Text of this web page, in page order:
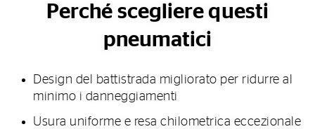
Perché scegliere questi
pneumatici
Design del battistrada migliorato per ridurre al
minimo i danneggiamenti
Usura uniforme e resa chilometrica eccezionale